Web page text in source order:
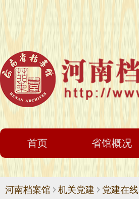
首页 省馆概况
河南档案馆 机关党建 党建在线